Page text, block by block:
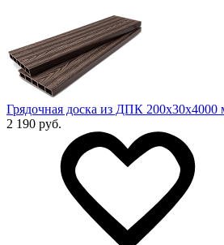
Грядочная доска из ДПК 200x30х4000
2 190 руб.